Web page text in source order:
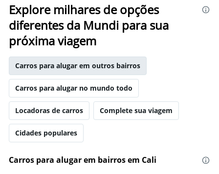
Explore milhares de opções
diferentes da Mundi para sua
próxima viagem
Carros para alugar em outros bairros
Carros para alugar no mundo todo
Locadoras de carros Complete sua viagem
Cidades populares
Carros para alugar em bairros em Cali